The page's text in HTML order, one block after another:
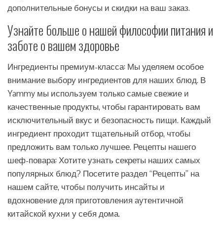
дополнительные бонусы и скидки на ваш заказ.
Узнайте больше о нашей философии питания и
заботе о вашем здоровье
Ингредиенты премиум-класса: Мы уделяем особое
внимание выбору ингредиентов для наших блюд. В
Yammy мы используем только самые свежие и
качественные продукты, чтобы гарантировать вам
исключительный вкус и безопасность пищи. Каждый
ингредиент проходит тщательный отбор, чтобы
предложить вам только лучшее. Рецепты нашего
шеф-повара: Хотите узнать секреты наших самых
популярных блюд? Посетите раздел “Рецепты” на
нашем сайте, чтобы получить инсайты и
вдохновение для приготовления аутентичной
китайской кухни у себя дома.